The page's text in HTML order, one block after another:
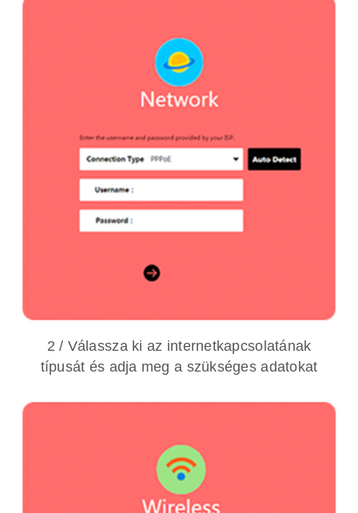
2 / Válassza ki az internetkapcsolatának
típusát és adja meg a szükséges adatokat